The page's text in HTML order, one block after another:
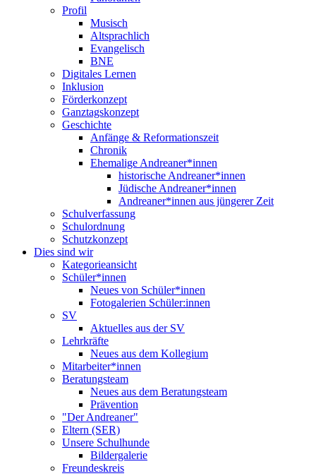
Profil
Musisch
Altsprachlich
Evangelisch
BNE
Digitales Lernen
Inklusion
Förderkonzept
Ganztagskonzept
Geschichte
Anfänge & Reformationszeit
Chronik
Ehemalige Andreaner*innen
historische Andreaner*innen
Jüdische Andreaner*innen
Andreaner*innen aus jüngerer Zeit
Schulverfassung
Schulordnung
Schutzkonzept
Dies sind wir
Kategorieansicht
Schüler*innen
Neues von Schüler*innen
Fotogalerien Schüler:innen
SV
Aktuelles aus der SV
Lehrkräfte
Neues aus dem Kollegium
Mitarbeiter*innen
Beratungsteam
Neues aus dem Beratungsteam
Prävention
"Der Andreaner"
Eltern (SER)
Unsere Schulhunde
Bildergalerie
Freundeskreis